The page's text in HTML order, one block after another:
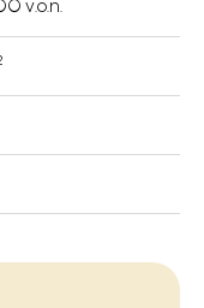
v.o.n.